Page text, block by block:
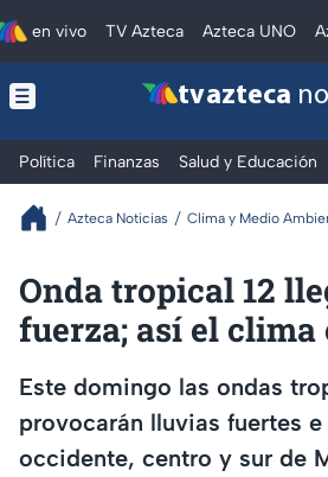
en vivo TV Azteca Azteca UNO
tv azteca
Política Finanzas Salud y Educación
Azteca Noticias Clima y Medio
Onda tropical 12
fuerza; así el
Este domingo las ondas
provocarán lluvias fuertes e
occidente, centro y sur de